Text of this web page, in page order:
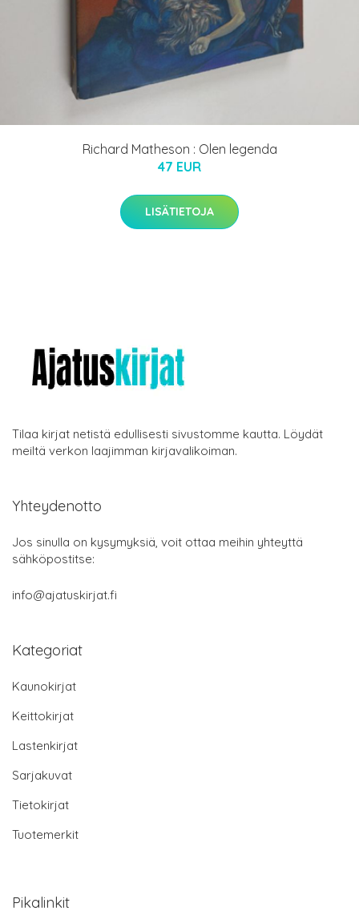
Richard Matheson : Olen legenda
47 EUR
LISÄTIETOJA
Tilaa kirjat netistä edullisesti sivustomme kautta. Löydät
meiltä verkon laajimman kirjavalikoiman.
Yhteydenotto
Jos sinulla on kysymyksiä, voit ottaa meihin yhteyttä
sähköpostitse:
info@ajatuskirjat.fi
Kategoriat
Kaunokirjat
Keittokirjat
Lastenkirjat
Sarjakuvat
Tietokirjat
Tuotemerkit
Pikalinkit